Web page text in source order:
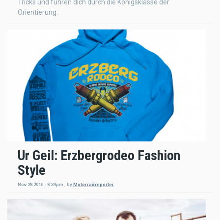
Tricks und führen dich durch die Königsklasse der
Orientierung.
Ur Geil: Erzbergrodeo Fashion
Style
Nov 28 2016 - 8:39pm byMotorradreporter